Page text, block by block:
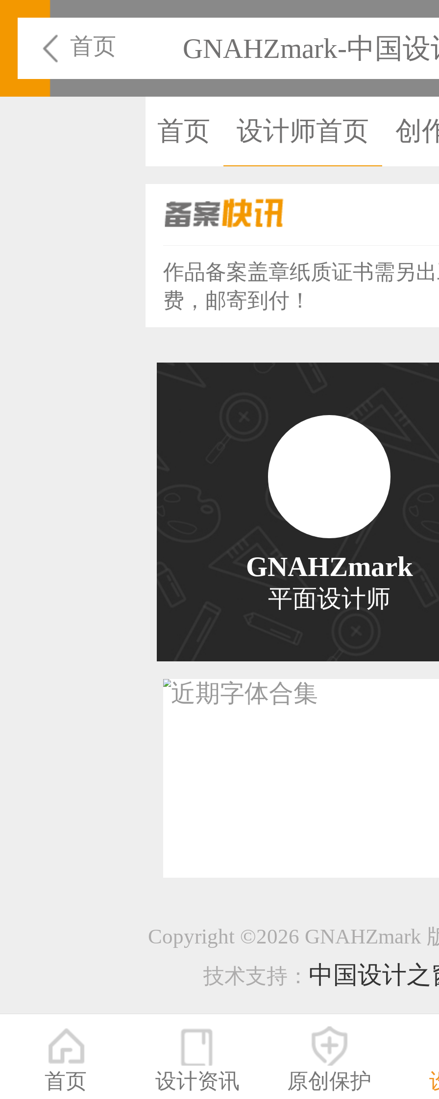
首页 GNAHZmark-中国设
首页 设计师首页 创
恭喜150****6483用户作品
恭喜133****6466用户作品
恭喜131****1475用户作品
恭喜133****8874用户作品
恭喜133****9020用户作品
作品备案盖章纸质证书需另
费，邮寄到付！
GNAHZmark
平面设计师
平面-字体/字形类作品
8年前 16000
Copyright ©2026 GNAHZmark
技术支持： 中国设计之
首页 设计资讯 原创保护